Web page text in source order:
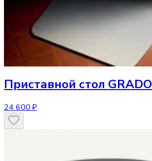
Приставной стол GRADO
24 600 ₽